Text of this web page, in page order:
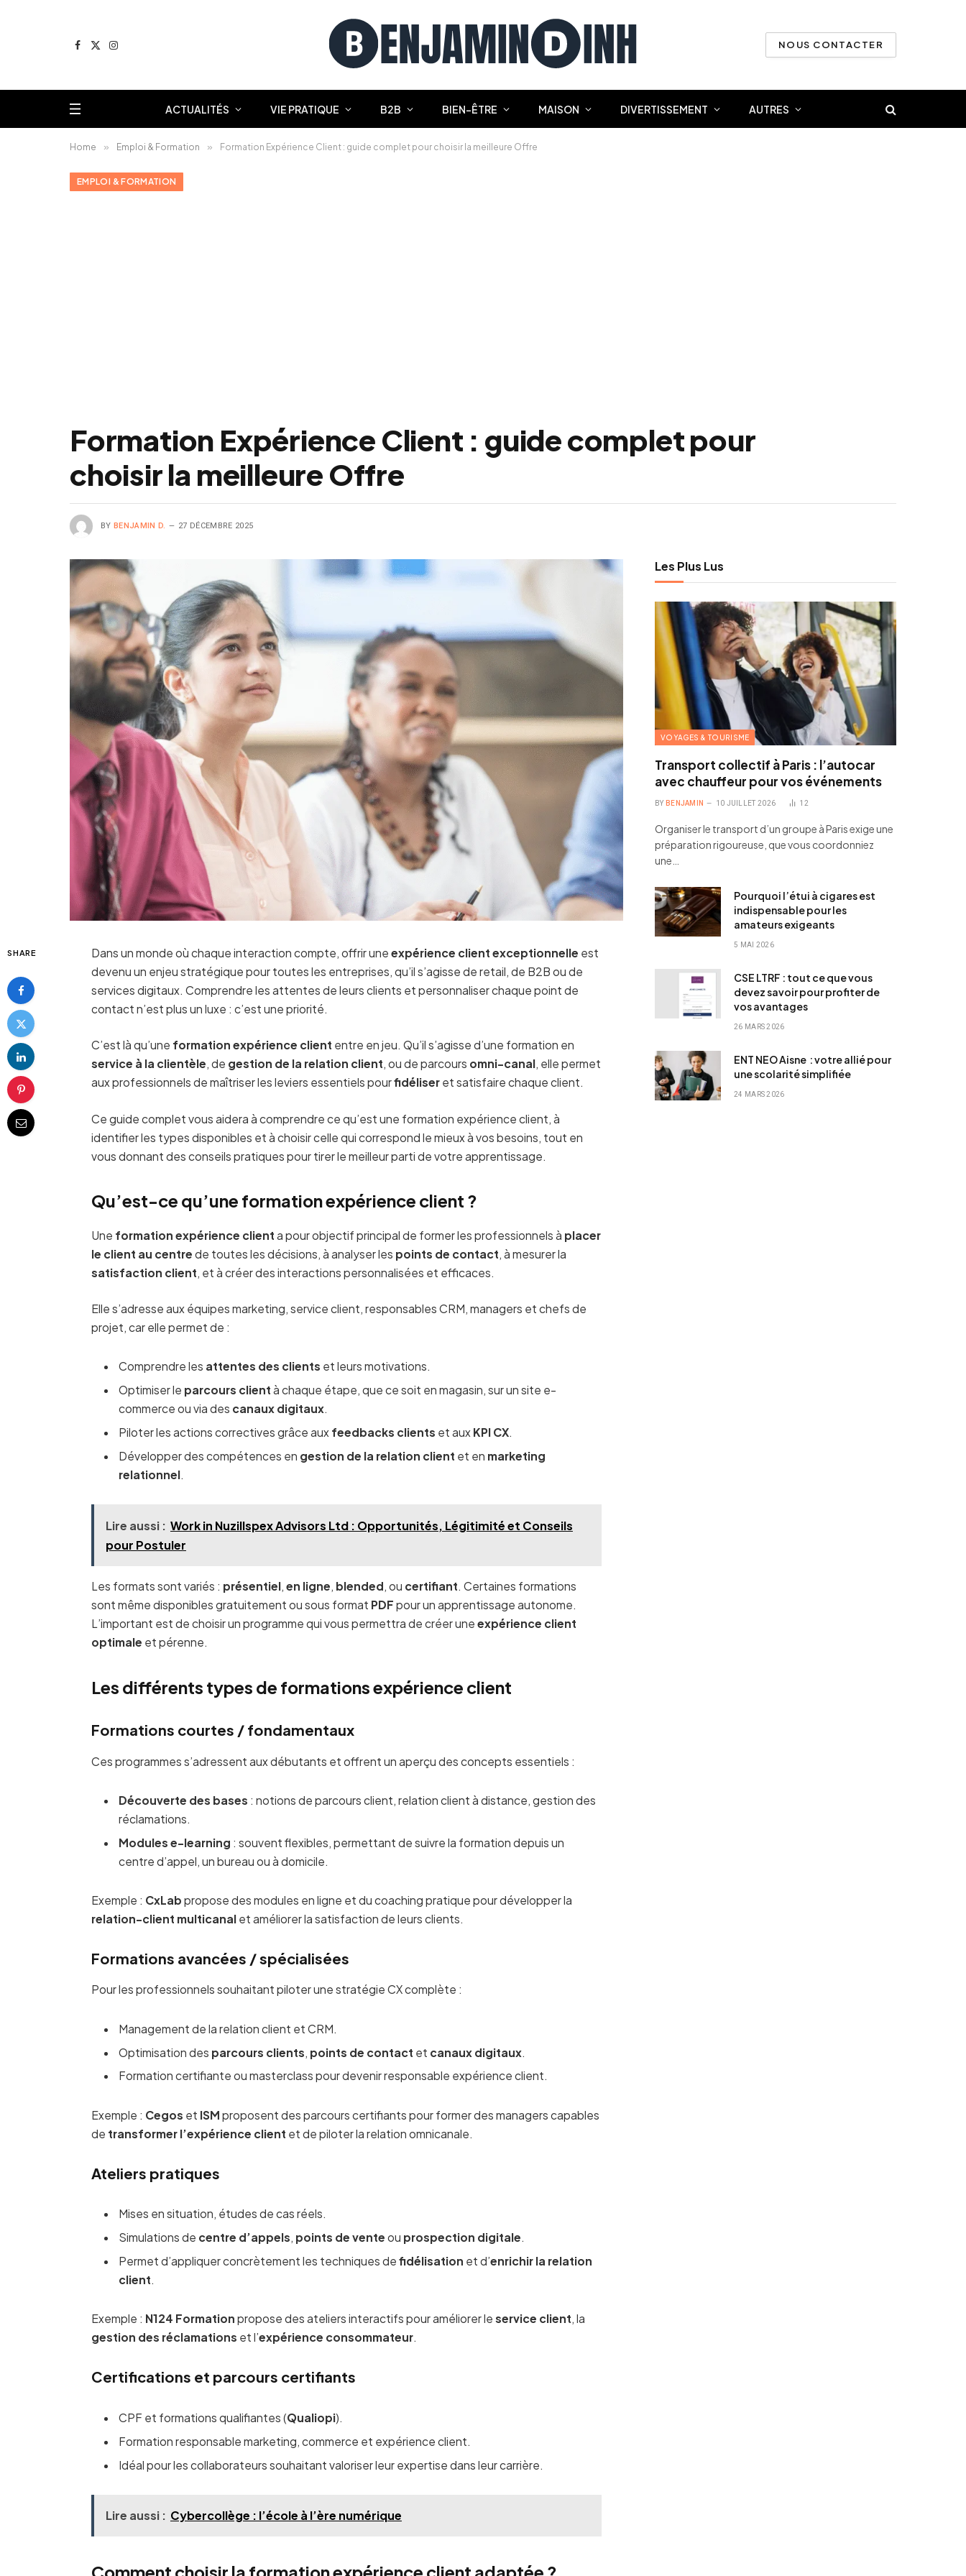
Facebook
X
Instagram NOUS CONTACTER
ACTUALITÉS VIE PRATIQUE B2B BIEN-ÊTRE MAISON DIVERTISSEMENT AUTRES
Home » Emploi & Formation » Formation Expérience Client : guide complet pour choisir la meilleure Offre
EMPLOI & FORMATION
Formation Expérience Client : guide complet pour
choisir la meilleure Offre
BY BENJAMIN D. 27 DÉCEMBRE 2025
SHARE Dans un monde où chaque interaction compte, offrir uneexpérience client exceptionnelle est
devenu un enjeu stratégique pour toutes les entreprises, qu’il s’agisse de retail, de B2B ou de
services digitaux. Comprendre les attentes de leurs clients et personnaliser chaque point de
contact n’est plus un luxe : c’est une priorité.
C’est là qu’une formation expérience client entre en jeu. Qu’il s’agisse d’une formation en
service à la clientèle, de gestion de la relation client, ou de parcours omni-canal, elle permet
aux professionnels de maîtriser les leviers essentiels pourfidéliser et satisfaire chaque client.
Ce guide complet vous aidera à comprendre ce qu’est une formation expérience client, à
identifier les types disponibles et à choisir celle qui correspond le mieux à vos besoins, tout en
vous donnant des conseils pratiques pour tirer le meilleur parti de votre apprentissage.
Qu’est-ce qu’une formation expérience client ?
Une formation expérience client a pour objectif principal de former les professionnels à placer
le client au centre de toutes les décisions, à analyser les points de contact, à mesurer la
satisfaction client, et à créer des interactions personnalisées et efficaces.
Elle s’adresse aux équipes marketing, service client, responsables CRM, managers et chefs de
projet, car elle permet de :
Comprendre les attentes des clients et leurs motivations.
Optimiser le parcours client à chaque étape, que ce soit en magasin, sur un site e-
commerce ou via des canaux digitaux.
Piloter les actions correctives grâce aux feedbacks clients et aux KPI CX.
Développer des compétences en gestion de la relation client et en marketing
relationnel.
Lire aussi : Work in Nuzillspex Advisors Ltd : Opportunités, Légitimité et Conseils
pour Postuler
Les formats sont variés : présentiel,en ligne, blended, ou certifiant. Certaines formations
sont même disponibles gratuitement ou sous format PDF pour un apprentissage autonome.
L’important est de choisir un programme qui vous permettra de créer uneexpérience client
optimale et pérenne.
Les différents types de formations expérience client
Formations courtes / fondamentaux
Ces programmes s’adressent aux débutants et offrent un aperçu des concepts essentiels :
Découverte des bases : notions de parcours client, relation client à distance, gestion des
réclamations.
Modules e-learning : souvent flexibles, permettant de suivre la formation depuis un
centre d’appel, un bureau ou à domicile.
Exemple : CxLab propose des modules en ligne et du coaching pratique pour développer la
relation-client multicanal et améliorer la satisfaction de leurs clients.
Formations avancées / spécialisées
Pour les professionnels souhaitant piloter une stratégie CX complète :
Management de la relation client et CRM.
Optimisation des parcours clients points de contact et canaux digitaux
Formation certifiante ou masterclass pour devenir responsable expérience client.
Exemple : Cegos et ISM proposent des parcours certifiants pour former des managers capables
de transformer l’expérience client et de piloter la relation omnicanale.
Ateliers pratiques
Mises en situation, études de cas réels.
Simulations de centre d’appels, points de vente ou prospection digitale.
Permet d’appliquer concrètement les techniques defidélisation et d’enrichir la relation
client.
Exemple : N124 Formation propose des ateliers interactifs pour améliorer leservice client, la
gestion des réclamations et l’expérience consommateur.
Certifications et parcours certifiants
CPF et formations qualifiantes (Qualiopi).
Formation responsable marketing, commerce et expérience client.
Idéal pour les collaborateurs souhaitant valoriser leur expertise dans leur carrière.
Lire aussi : Cybercollège : l’école à l’ère numérique
Les Plus Lus
VOYAGES & TOURISME
Transport collectif à Paris : l’autocar
avec chauffeur pour vos événements
BY BENJAMIN 10 JUILLET 2026 12
Organiser le transport d’un groupe à Paris exige une
préparation rigoureuse, que vous coordonniez
une…
Pourquoi l’étui à cigares est
indispensable pour les
amateurs exigeants
5 MAI 2026
CSE LTRF : tout ce que vous
devez savoir pour profiter de
vos avantages
26 MARS 2026
ENT NEO Aisne : votre allié pour
une scolarité simplifiée
24 MARS 2026